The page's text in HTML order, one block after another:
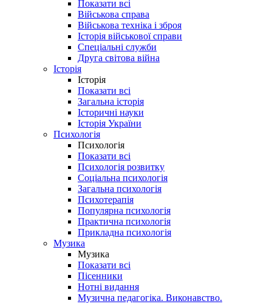
Показати всі
Військова справа
Військова техніка і зброя
Історія військової справи
Спеціальні служби
Друга світова війна
Історія
Історія
Показати всі
Загальна історія
Історичні науки
Історія України
Психологія
Психологія
Показати всі
Психологія розвитку
Соціальна психологія
Загальна психологія
Психотерапія
Популярна психологія
Практична психологія
Прикладна психологія
Музика
Музика
Показати всі
Пісенники
Нотні видання
Музична педагогіка. Виконавство.